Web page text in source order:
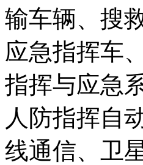
输车辆、搜
应急指挥车
指挥与应急
人防指挥自
线通信、卫